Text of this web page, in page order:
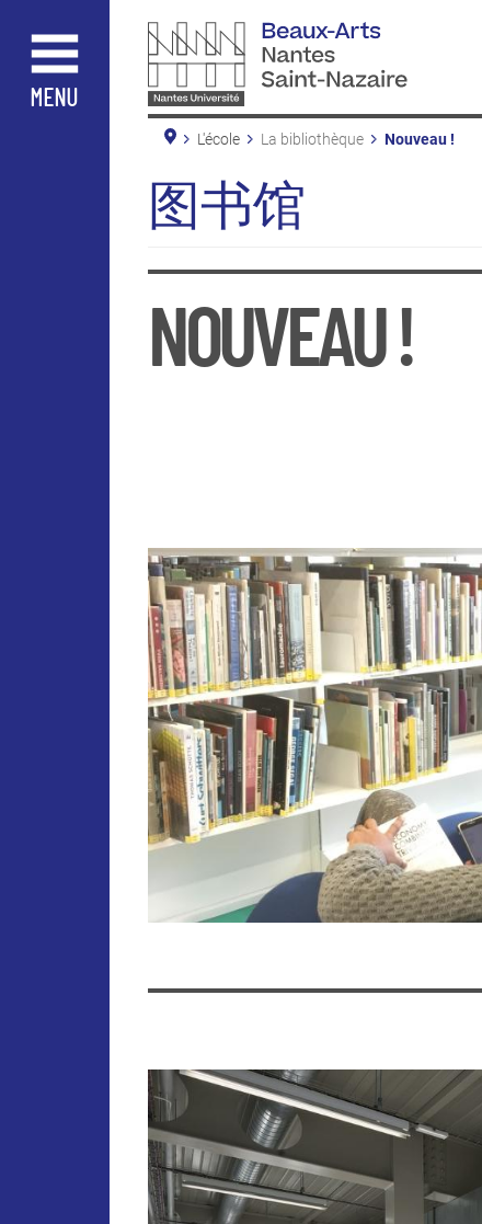
contenu
principal
MENU
L'école La bibliothèque
Nouveau !
图书馆
NOUVEAU !